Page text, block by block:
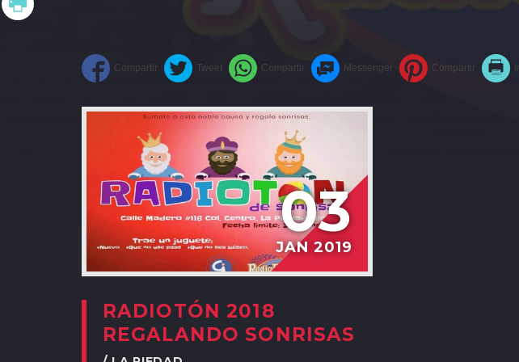
03
JAN 2019
RADIOTÓN 2018
REGALANDO SONRISAS